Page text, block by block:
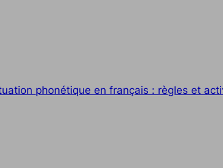
phonétique en français : règles et